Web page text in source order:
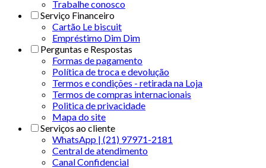
Trabalhe conosco
Serviço Financeiro
Cartão Le biscuit
Empréstimo Dim Dim
Perguntas e Respostas
Formas de pagamento
Política de troca e devolução
Termos e condições - retirada na Loja
Termos de compras internacionais
Politica de privacidade
Mapa do site
Serviços ao cliente
WhatsApp | (21) 97971-2181
Central de atendimento
Canal Confidencial